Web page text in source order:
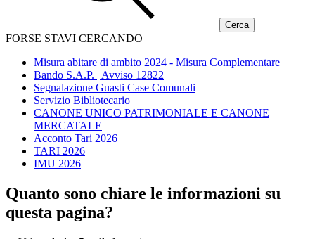
FORSE STAVI CERCANDO
Misura abitare di ambito 2024 - Misura Complementare
Bando S.A.P. | Avviso 12822
Segnalazione Guasti Case Comunali
Servizio Bibliotecario
CANONE UNICO PATRIMONIALE E CANONE
MERCATALE
Acconto Tari 2026
TARI 2026
IMU 2026
Quanto sono chiare le informazioni su
questa pagina?